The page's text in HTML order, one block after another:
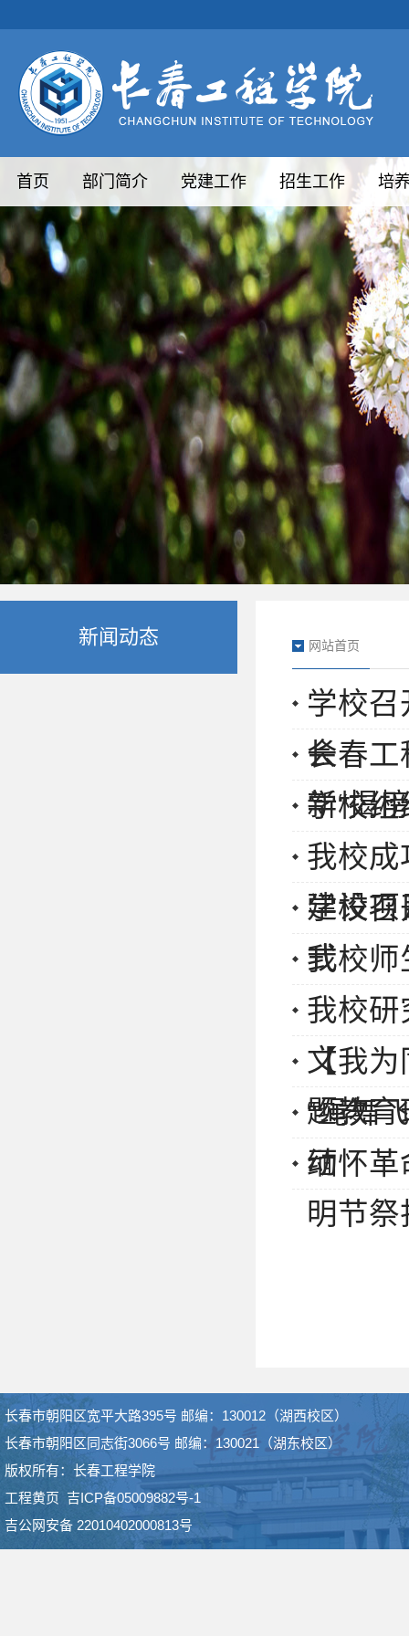
首页 部门简介 党建工作 招生工作 培
新闻动态 网站首页
学校
会
长春工
新“揭
学校组
我校成
建设项
学校
式
我校师
我校研
文
【我为
题教育
“绳舞
动
缅怀革
明节祭
长春市朝阳区宽平大路395号 邮编：130012（湖西校区）
长春市朝阳区同志街3066号 邮编：130021（湖东校区）
版权所有：长春工程学院
工程黄页 吉ICP备05009882号-1
吉公网安备 22010402000813号